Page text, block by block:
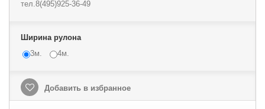
тел.8(495)925-36-49
Ширина рулона
3м.
4м.
Добавить в избранное